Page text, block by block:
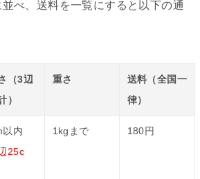
べ、送料を一覧にすると以下の通
（3辺
）
重さ
送料（全国一
律）
以内
25c
1kgまで 180円